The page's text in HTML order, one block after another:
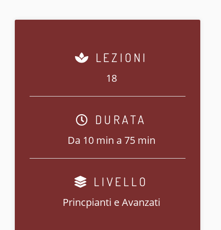
LEZIONI
18
DURATA
Da 10 min a 75 min
LIVELLO
Princpianti e Avanzati